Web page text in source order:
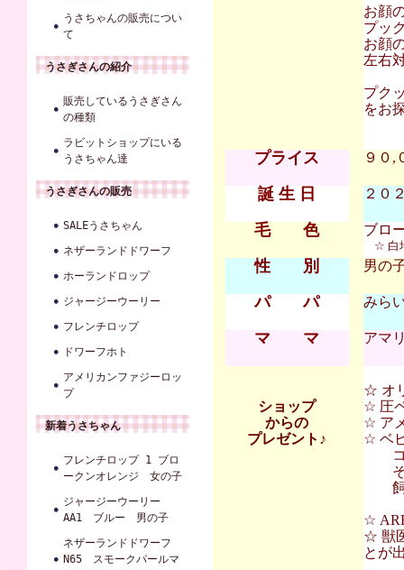
うさちゃんの販売につい
て
うさぎさんの紹介
販売しているうさぎさん
の種類
ラビットショップにいる
うさちゃん達
うさぎさんの販売
SALEうさちゃん
ネザーランドドワーフ
ホーランドロップ
ジャージーウーリー
フレンチロップ
ドワーフホト
アメリカンファジーロッ
プ
新着うさちゃん
フレンチロップ 1 ブロ
ークンオレンジ 女の子
ジャージーウーリー
AA1 ブルー 男の子
ネザーランドドワーフ
N65 スモークパールマ
お顔
プッ
お顔
左右
プク
をお
プライス ９０,
誕 生 日 ２０
毛 色 ブロ
☆ 白
性 別 男の
パ パ みら
マ マ アマ
ショップ
からの
プレゼント♪
☆ オ
☆ 圧
☆ ア
☆ ベ
コ
そ
飼
☆
☆ 獣
とが